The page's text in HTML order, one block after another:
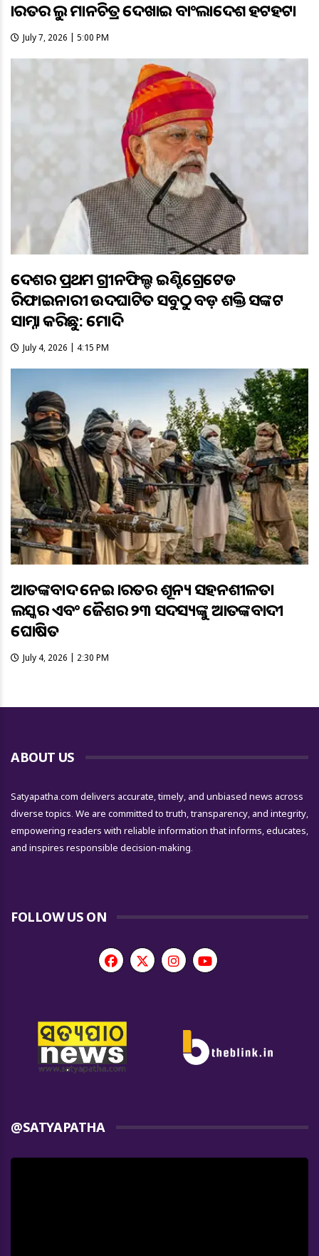
ଭାରତର ଭୁଲ ମାନଚିତ୍ର ଦେଖାଇ ବାଂଲାଦେଶ ହଟହଟା
July 7, 2026 | 5:00 PM
ଦେଶର ପ୍ରଥମ ଗ୍ରୀନଫିଲ୍ଡ ଇଣ୍ଟିଗ୍ରେଟେଡ
ରିଫାଇନାରୀ ଉଦଘାଟିତ ସବୁଠୁ ବଡ଼ ଶକ୍ତି ସଙ୍କଟ
ସାମ୍ନା କରିଛୁ: ମୋଦି
July 4, 2026 | 4:15 PM
ଆତଙ୍କବାଦ ନେଇ ଭାରତର ଶୂନ୍ୟ ସହନଶୀଳତା
ଲସ୍କର ଏବଂ ଜୈଶର ୨୩ ସଦସ୍ୟଙ୍କୁ ଆତଙ୍କବାଦୀ
ଘୋଷିତ
July 4, 2026 | 2:30 PM
ABOUT US
Satyapatha.com delivers accurate, timely, and unbiased news across
diverse topics. We are committed to truth, transparency, and integrity,
empowering readers with reliable information that informs, educates,
and inspires responsible decision-making.
FOLLOW US ON
@SATYAPATHA